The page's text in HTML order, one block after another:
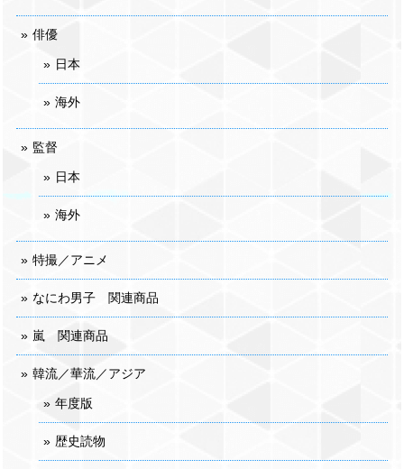
俳優
日本
海外
監督
日本
海外
特撮／アニメ
なにわ男子 関連商品
嵐 関連商品
韓流／華流／アジア
年度版
歴史読物